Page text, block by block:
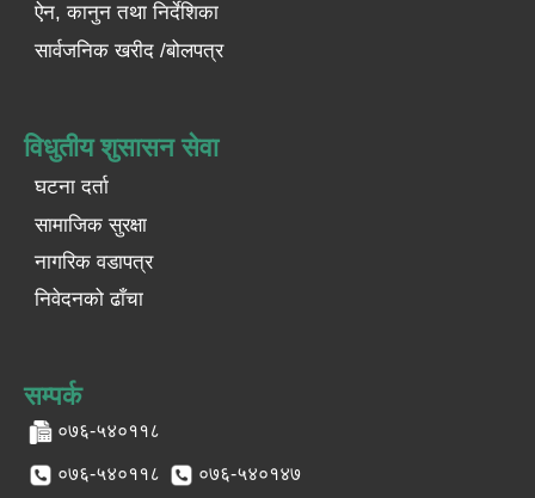
ऐन, कानुन तथा निर्देशिका
सार्वजनिक खरीद /बोलपत्र
विधुतीय शुसासन सेवा
घटना दर्ता
सामाजिक सुरक्षा
नागरिक वडापत्र
निवेदनको ढाँचा
सम्पर्क
०७६-५४०११८
०७६-५४०११८ ०७६-५४०१४७